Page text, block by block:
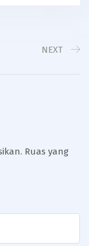
NEXT
Ruas yang